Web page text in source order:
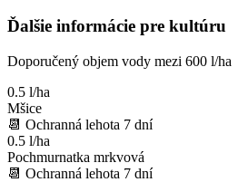
Ďalšie informácie pre kultúru
Doporučený objem vody mezi 600 l/ha
0.5 l/ha
Mšice
📆 Ochranná lehota 7 dní
0.5 l/ha
Pochmurnatka mrkvová
📆 Ochranná lehota 7 dní